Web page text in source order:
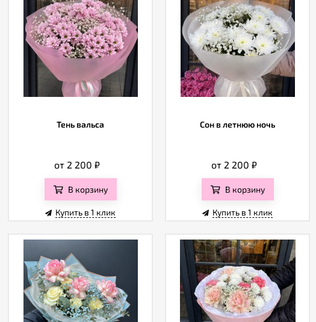
Тень вальса
от 2 200 ₽
В корзину
Купить в 1 клик
Сон в летнюю ночь
от 2 200 ₽
В корзину
Купить в 1 клик